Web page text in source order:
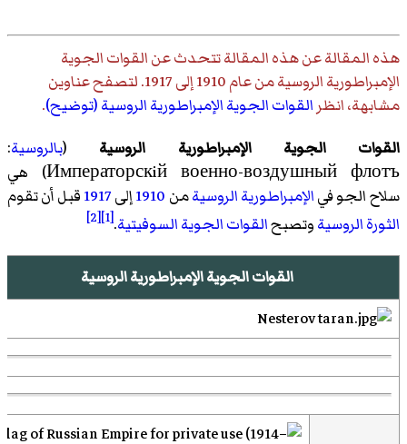
هذه المقالة عنهذه المقالة تتحدث عن القوات الجوية
الإمبراطورية الروسية من عام 1910 إلى 1917
. لتصفح عناوين
مشابهة، انظر القوات الجوية الإمبراطورية الروسية (توضيح).
القوات الجوية الإمبراطورية الروسية (بالروسية:
Императорскiй военно-воздушный флотъ) هي
سلاح الجو فيالإمبراطورية الروسيةمن 1910إلى1917قبل أن تقوم
الثورة الروسيةوتصبحالقوات الجوية السوفيتية.
[1]
[2]
القوات الجوية الإمبراطورية الروسية